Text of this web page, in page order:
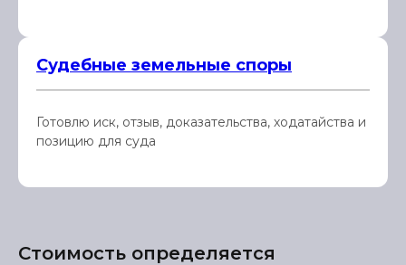
Судебные земельные споры
Готовлю иск, отзыв, доказательства, ходатайства и
позицию для суда
Стоимость определяется